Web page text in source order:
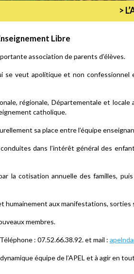
>
Libre
association de parents d’élèves.
se veut apolitique et non
régionale, Départementale et
catholique.
sa place entre l’équipe
dans l’intérêt général des
la cotisation annuelle des familles,
aux manifestations, sorties
membres.
: 07.52.66.38.92. et mail :
équipe de l’APEL et à agir en